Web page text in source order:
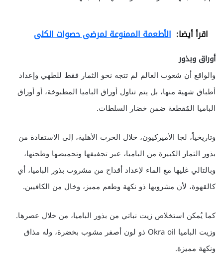
اقرأ أيضا: الأطعمة الممنوعة لمرضى حصوات الكلى‬‎
أوراق وبذور
والواقع أن شعوب العالم لم تتجه نحو الثمار فقط للطهي وإعداد
أطباق شهية منها، بل يتم تناول أوراق الباميا المطبوخة، أو أوراق
الباميا المُقطعة ضمن خضار السلطات.
وتاريخياً، لجا الأميركيون، خلال الحرب الأهلية، إلى الاستفادة من
بذور الثمار الكبيرة من الباميا، عبر تجفيفها وتحميصها وطحنها،
وبالتالي غليها مع الماء لإعداد أقداح من مشروب بذور الباميا، أي
كالقهوة، لأن مشروبها ذو نكهة وطعم مميز، وخال من الكافيين.
كما يُمكن استخلاص زيت نباتي من بذور الباميا، من خلال عصرها.
وزيت الباميا Okra oil ذو لون أصفر مشوب بخضرة، وله مذاق
ونكهة مميزة.